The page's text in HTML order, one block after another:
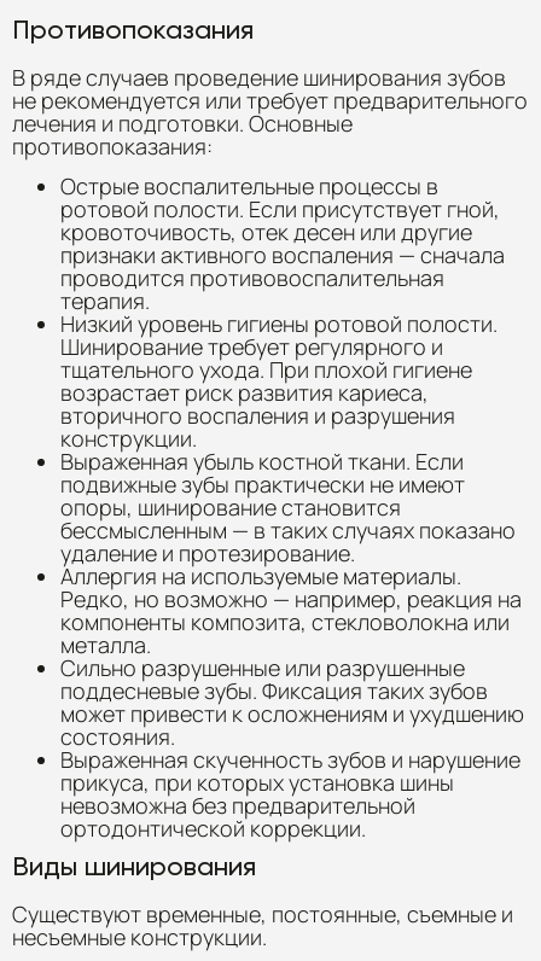
Противопоказания
В ряде случаев проведение шинирования зубов
не рекомендуется или требует предварительного
лечения и подготовки. Основные
противопоказания:
Острые воспалительные процессы в
ротовой полости. Если присутствует гной,
кровоточивость, отек десен или другие
признаки активного воспаления — сначала
проводится противовоспалительная
терапия.
Низкий уровень гигиены ротовой полости.
Шинирование требует регулярного и
тщательного ухода. При плохой гигиене
возрастает риск развития кариеса,
вторичного воспаления и разрушения
конструкции.
Выраженная убыль костной ткани. Если
подвижные зубы практически не имеют
опоры, шинирование становится
бессмысленным — в таких случаях показано
удаление и протезирование.
Аллергия на используемые материалы.
Редко, но возможно — например, реакция на
компоненты композита, стекловолокна или
металла.
Сильно разрушенные или разрушенные
поддесневые зубы. Фиксация таких зубов
может привести к осложнениям и ухудшению
состояния.
Выраженная скученность зубов и нарушение
прикуса, при которых установка шины
невозможна без предварительной
ортодонтической коррекции.
Виды шинирования
Существуют временные, постоянные, съемные и
несъемные конструкции.